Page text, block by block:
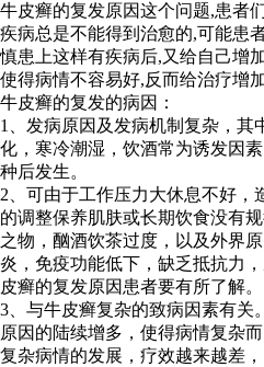
牛皮癣的复发原因这个问题,患者
疾病总是不能得到治愈的,可能患
慎患上这样有疾病后,又给自己增
使得病情不容易好,反而给治疗增
牛皮癣的复发的病因：
1、发病原因及发病机制复杂，其
化，寒冷潮湿，饮酒常为诱发因
种后发生。
2、可由于工作压力大休息不好，
的调整保养肌肤或长期饮食没有
之物，酗酒饮茶过度，以及外界
炎，免疫功能低下，缺乏抵抗力
皮癣的复发原因患者要有所了解。
3、与牛皮癣复杂的致病因素有关
原因的陆续增多，使得病情复杂
复杂病情的发展，疗效越来越差